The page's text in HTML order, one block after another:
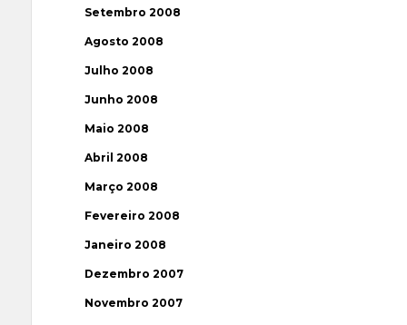
Setembro 2008
Agosto 2008
Julho 2008
Junho 2008
Maio 2008
Abril 2008
Março 2008
Fevereiro 2008
Janeiro 2008
Dezembro 2007
Novembro 2007